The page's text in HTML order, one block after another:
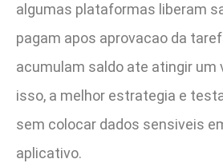
algumas plataformas liberam
pagam apos aprovacao da
acumulam saldo ate atingir um
isso, a melhor estrategia e
sem colocar dados sensiveis
aplicativo.